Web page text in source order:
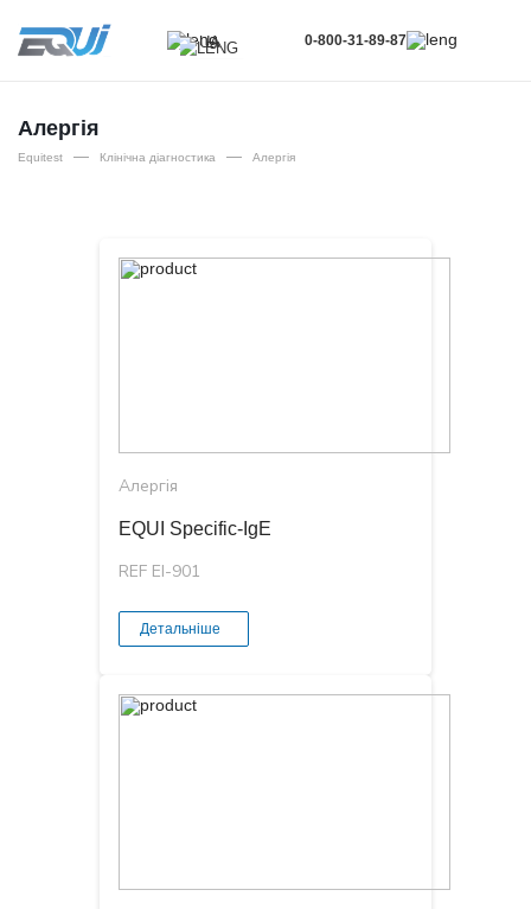
UA
RU
0-800-31-89-87
Алергія
Equitest — Клінічна діагностика — Алергія
Алергія
EQUI Specific-IgE
REF EI-901
Детальніше